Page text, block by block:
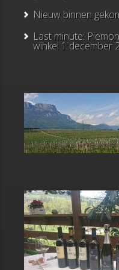
Nieuw binnen
Last minute:
winkel 1 december